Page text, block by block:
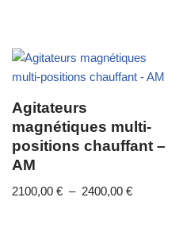
Agitateurs
magnétiques multi-
positions chauffant –
AM
2100,00 € – 2400,00 €